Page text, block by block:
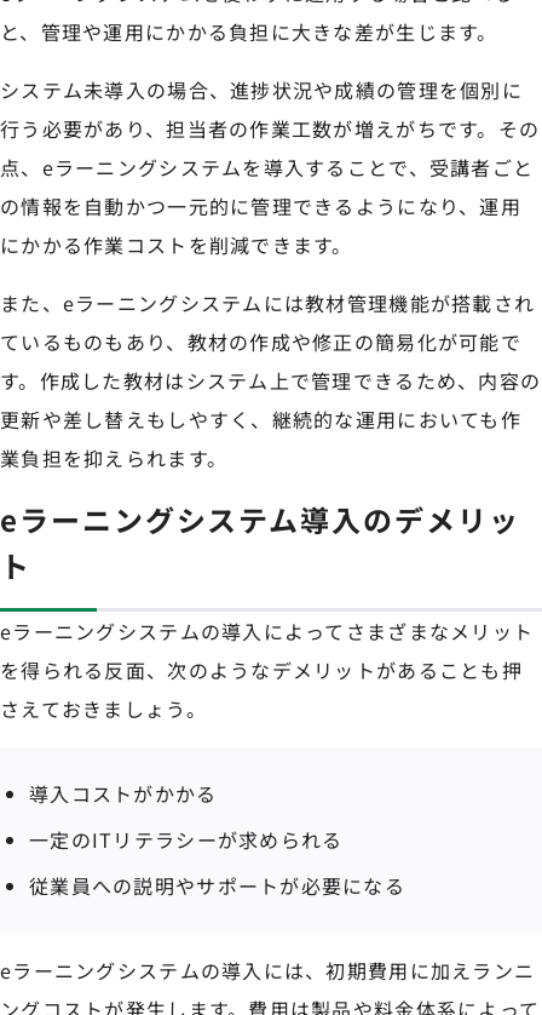
と、管理や運用にかかる負担に大きな差が生じます。
システム未導入の場合、進捗状況や成績の管理を個別に
行う必要があり、担当者の作業工数が増えがちです。その
点、eラーニングシステムを導入することで、受講者ごと
の情報を自動かつ一元的に管理できるようになり、運用
にかかる作業コストを削減できます。
また、eラーニングシステムには教材管理機能が搭載され
ているものもあり、教材の作成や修正の簡易化が可能で
す。作成した教材はシステム上で管理できるため、内容の
更新や差し替えもしやすく、継続的な運用においても作
業負担を抑えられます。
eラーニングシステム導入のデメリッ
ト
eラーニングシステムの導入によってさまざまなメリット
を得られる反面、次のようなデメリットがあることも押
さえておきましょう。
導入コストがかかる
一定のITリテラシーが求められる
従業員への説明やサポートが必要になる
eラーニングシステムの導入には、初期費用に加えランニ
ングコストが発生します。費用は製品や料金体系によって